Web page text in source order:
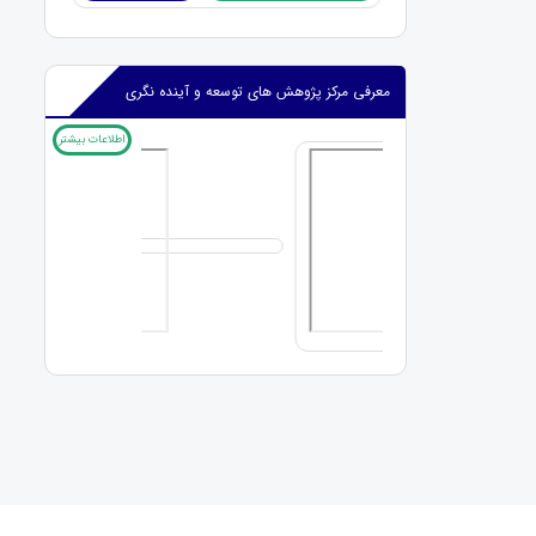
معرفی مرکز پژوهش های توسعه و آینده نگری
اطلاعات بیشتر